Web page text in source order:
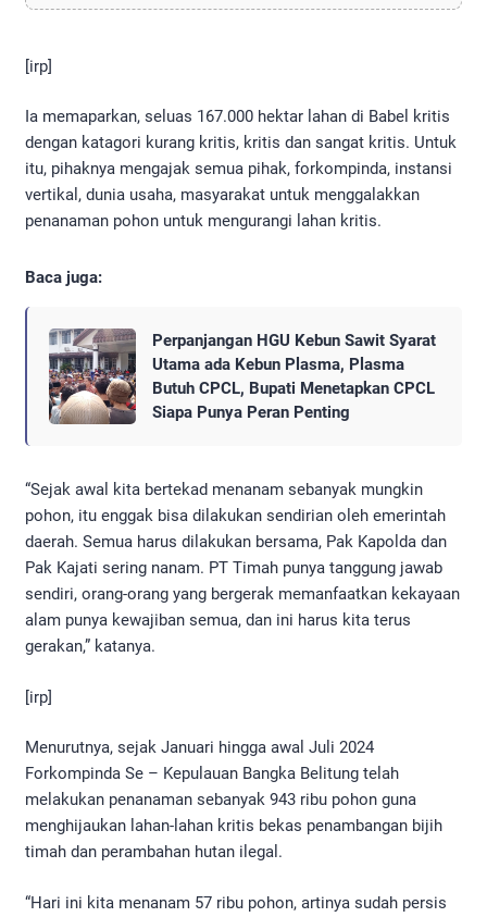
[irp]
Ia memaparkan, seluas 167.000 hektar lahan di Babel kritis
dengan katagori kurang kritis, kritis dan sangat kritis. Untuk
itu, pihaknya mengajak semua pihak, forkompinda, instansi
vertikal, dunia usaha, masyarakat untuk menggalakkan
penanaman pohon untuk mengurangi lahan kritis.
Baca juga:
Perpanjangan HGU Kebun Sawit Syarat
Utama ada Kebun Plasma, Plasma
Butuh CPCL, Bupati Menetapkan CPCL
Siapa Punya Peran Penting
“Sejak awal kita bertekad menanam sebanyak mungkin
pohon, itu enggak bisa dilakukan sendirian oleh emerintah
daerah. Semua harus dilakukan bersama, Pak Kapolda dan
Pak Kajati sering nanam. PT Timah punya tanggung jawab
sendiri, orang-orang yang bergerak memanfaatkan kekayaan
alam punya kewajiban semua, dan ini harus kita terus
gerakan,” katanya.
[irp]
Menurutnya, sejak Januari hingga awal Juli 2024
Forkompinda Se – Kepulauan Bangka Belitung telah
melakukan penanaman sebanyak 943 ribu pohon guna
menghijaukan lahan-lahan kritis bekas penambangan bijih
timah dan perambahan hutan ilegal.
“Hari ini kita menanam 57 ribu pohon, artinya sudah persis